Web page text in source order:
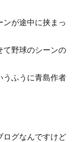
が途中に挟まっ
て野球のシーンの
うふうに青島作者
ログなんですけど